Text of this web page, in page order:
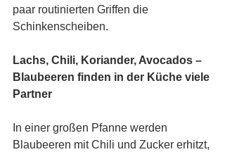
paar routinierten Griffen die
Schinkenscheiben.
Lachs, Chili, Koriander, Avocados –
Blaubeeren finden in der Küche viele
Partner
In einer großen Pfanne werden
Blaubeeren mit Chili und Zucker erhitzt,